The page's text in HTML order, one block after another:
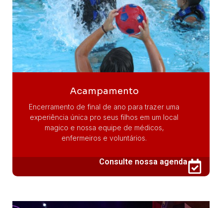
Acampamento
Encerramento de final de ano para trazer uma
experiência única pro seus filhos em um local
magico e nossa equipe de médicos,
enfermeiros e voluntários.
Consulte nossa agenda